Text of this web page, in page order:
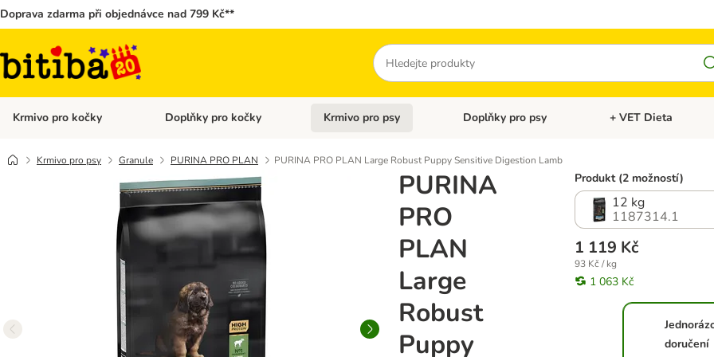
Doprava zdarma při objednávce nad 799 Kč**
Hledat
Krmivo pro kočky Otevřít menu: Krmivo pro kočky
Doplňky pro kočky Otevřít menu: Doplňky pro kočky
Krmivo pro psy Otevřít menu: Krmivo pro psy
Doplňky pro psy Otevřít menu: Doplňky
+ VET Dieta
Krmivo pro psy Granule PURINA PRO PLAN PURINA PRO PLAN Large Robust Puppy Sensitive Digestion Lamb
PURINA
PRO
PLAN
Large
Robust
Puppy
Produkt (2 možností)
12 kg
1187314.1
1 119 Kč
93 Kč / kg
1 063 Kč
doručení